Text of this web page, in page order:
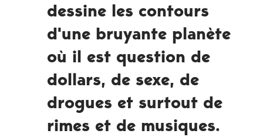
dessine les contours
d'une bruyante planète
où il est question de
dollars, de sexe, de
drogues et surtout de
rimes et de musiques.